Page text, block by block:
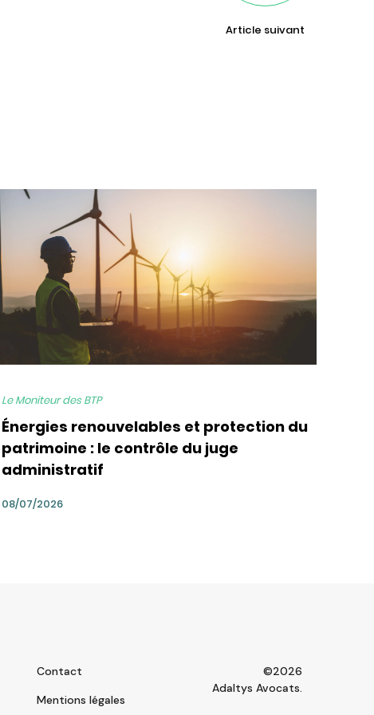
bg
Le Moniteur des BTP
Énergies renouvelables et protection du
patrimoine : le contrôle du juge
administratif
08/07/2026
Contact
Mentions légales
©2026
Adaltys Avocats.